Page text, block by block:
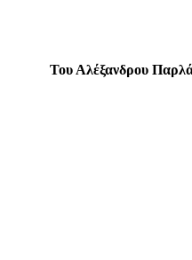
Του Αλέξανδρου